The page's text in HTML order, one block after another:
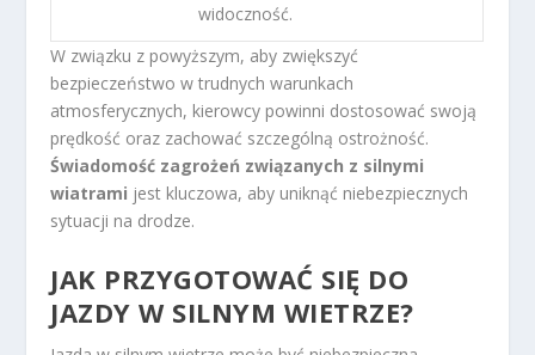
widoczność.
W związku z powyższym, aby zwiększyć
bezpieczeństwo w trudnych warunkach
atmosferycznych, kierowcy powinni dostosować swoją
prędkość oraz zachować szczególną ostrożność.
Świadomość zagrożeń związanych z silnymi
wiatrami jest kluczowa, aby uniknąć niebezpiecznych
sytuacji na drodze.
JAK PRZYGOTOWAĆ SIĘ DO
JAZDY W SILNYM WIETRZE?